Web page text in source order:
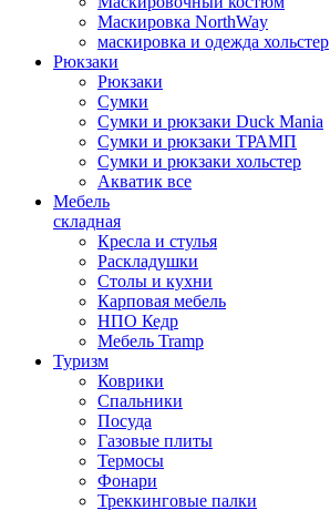
Маскировка NorthWay
маскировка и одежда хольстер
Рюкзаки
Рюкзаки
Сумки
Сумки и рюкзаки Duck Mania
Сумки и рюкзаки ТРАМП
Сумки и рюкзаки хольстер
Акватик все
Мебель
складная
Кресла и стулья
Раскладушки
Столы и кухни
Карповая мебель
НПО Кедр
Мебель Tramp
Туризм
Коврики
Спальники
Посуда
Газовые плиты
Термосы
Фонари
Треккинговые палки